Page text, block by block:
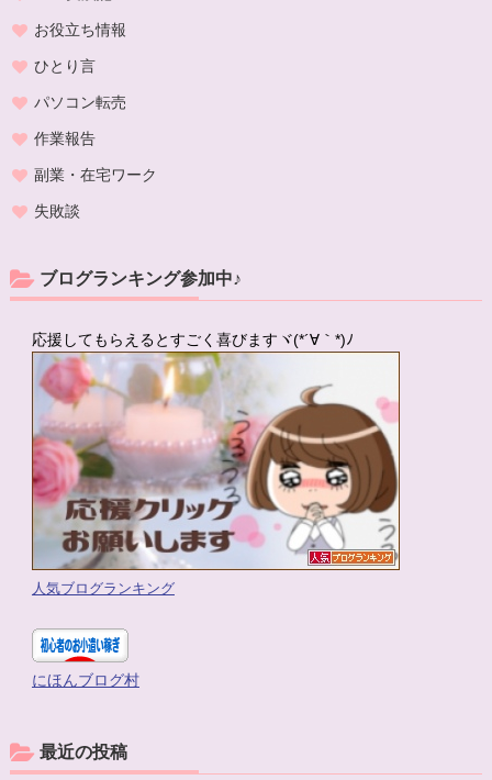
お役立ち情報
ひとり言
パソコン転売
作業報告
副業・在宅ワーク
失敗談
ブログランキング参加中♪
応援してもらえるとすごく喜びますヾ(*´∀｀*)ﾉ
人気ブログランキング
にほんブログ村
最近の投稿